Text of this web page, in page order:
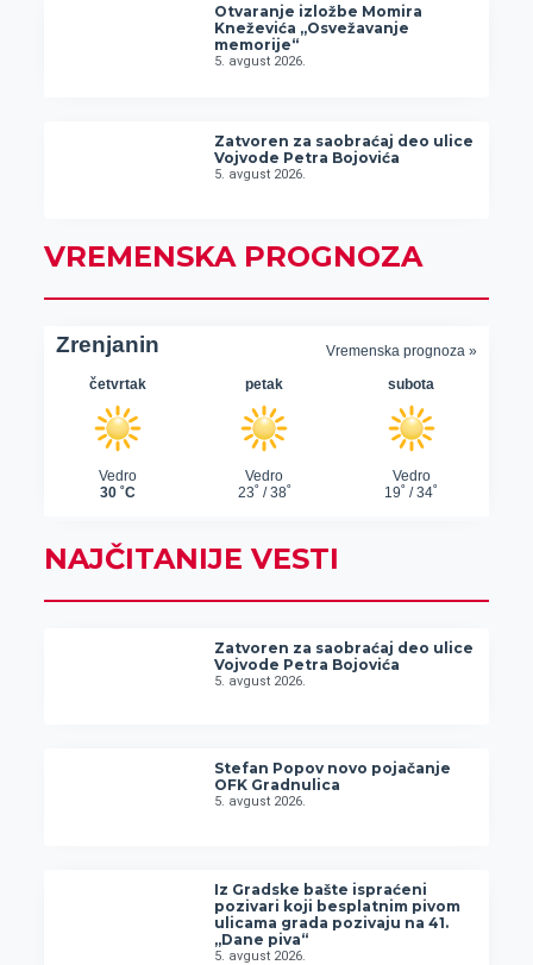
Otvaranje izložbe Momira
Kneževića „Osvežavanje
memorije“
5. avgust 2026.
Zatvoren za saobraćaj deo ulice
Vojvode Petra Bojovića
5. avgust 2026.
VREMENSKA PROGNOZA
NAJČITANIJE VESTI
Zatvoren za saobraćaj deo ulice
Vojvode Petra Bojovića
5. avgust 2026.
Stefan Popov novo pojačanje
OFK Gradnulica
5. avgust 2026.
Iz Gradske bašte ispraćeni
pozivari koji besplatnim pivom
ulicama grada pozivaju na 41.
„Dane piva“
5. avgust 2026.